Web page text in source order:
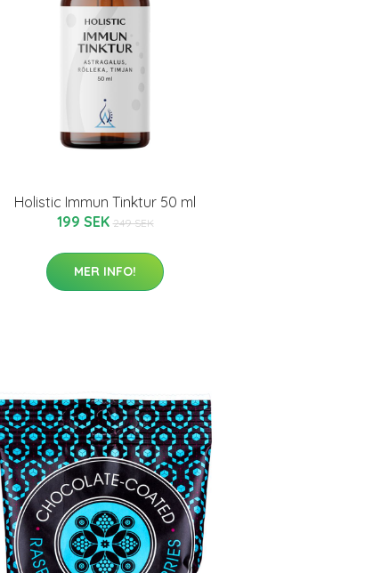
Holistic Immun Tinktur 50 ml
199 SEK 249 SEK
MER INFO!